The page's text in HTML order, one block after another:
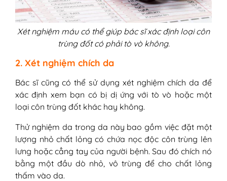
Xét nghiệm máu có thể giúp bác sĩ xác định loại côn
trùng đốt có phải tò vò không.
2. Xét nghiệm chích da
Bác sĩ cũng có thể sử dụng xét nghiệm chích da để
xác định xem bạn có bị dị ứng với tò vò hoặc một
loại côn trùng đốt khác hay không.
Thử nghiệm da trong da này bao gồm việc đặt một
lượng nhỏ chất lỏng có chứa nọc độc côn trùng lên
lưng hoặc cẳng tay của người bệnh. Sau đó chích nó
bằng một đầu dò nhỏ, vô trùng để cho chất lỏng
thấm vào da.